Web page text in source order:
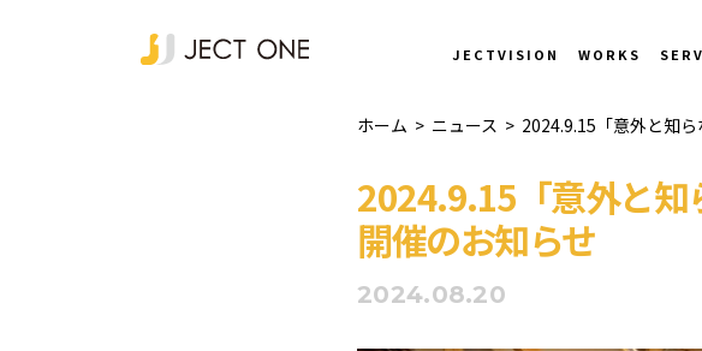
JECTVISION WORKS
ホーム > ニュース > 2024.9.15「意外と知
2024.9.15「意外と知
開催のお知らせ
2024.08.20